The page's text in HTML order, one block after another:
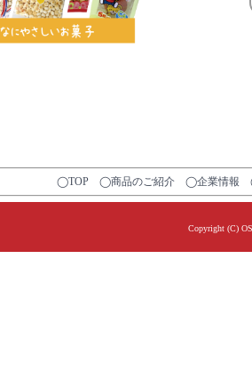
◯TOP ◯商品のご紹介 ◯企業情報
Copyright (C)